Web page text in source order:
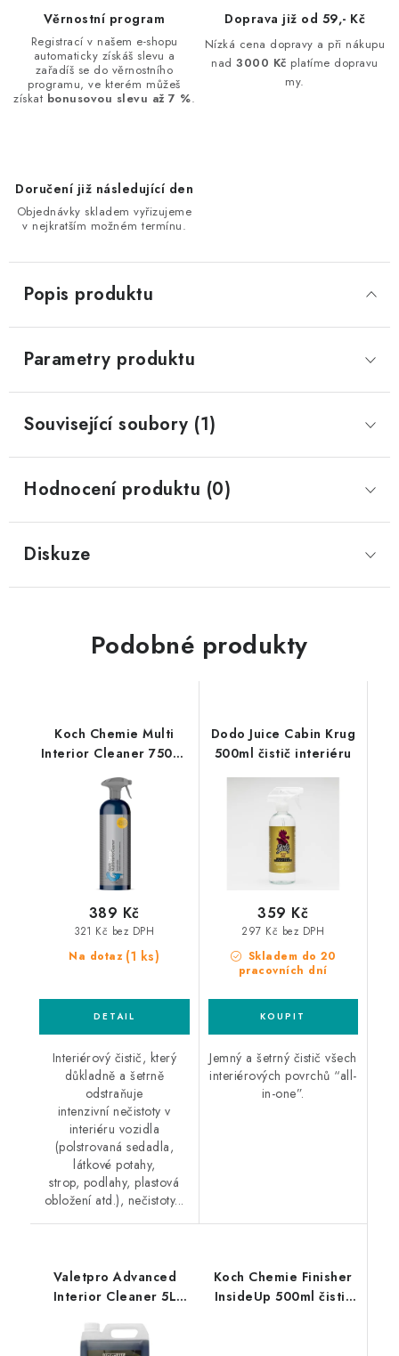
Věrnostní program
Registrací v našem e-shopu
automaticky získáš slevu a
zařadíš se do věrnostního
programu, ve kterém můžeš
získat bonusovou slevu až 7 %.
Doprava již od 59,- Kč
Nízká cena dopravy a při nákupu
nad3000 Kč platíme dopravu
my.
Doručení již následující den
Objednávky skladem vyřizujeme
v nejkratším možném termínu.
Popis produktu
Parametry produktu
Související soubory (1)
Hodnocení produktu (0)
Diskuze
Podobné produkty
Koch Chemie Multi
Interior Cleaner 750ml
čistič interiéru
Na dotaz (1 ks)
321 Kč bez DPH
389 Kč
Interiérový čistič, který
důkladně a šetrně
odstraňuje
intenzivní nečistoty v
interiéru vozidla
(polstrovaná sedadla,
látkové potahy,
strop, podlahy, plastová
obložení atd.), nečistoty...
Dodo Juice Cabin Krug
500ml čistič interiéru
Skladem do 20
pracovních dní
297 Kč bez DPH
359 Kč
Jemný a šetrný čistič všech
interiérových povrchů “all-
in-one”.
Valetpro Advanced
Interior Cleaner 5L
Koch Chemie Finisher
InsideUp 500ml čistič